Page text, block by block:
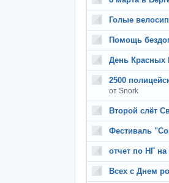
Голые
Помощь
День Красных
2500
от Snork
Второй слёт
Фестиваль
отчет по НГ
Всех с Днем